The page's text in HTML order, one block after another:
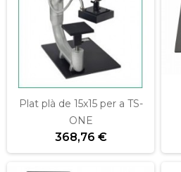
Plat plà de 15x15 per a TS-
ONE
368,76 €